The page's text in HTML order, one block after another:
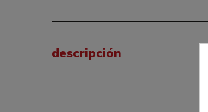
descripción